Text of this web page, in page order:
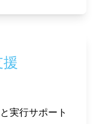
実行サポート